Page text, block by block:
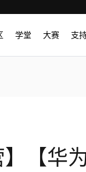
学堂 大赛 支
】【华